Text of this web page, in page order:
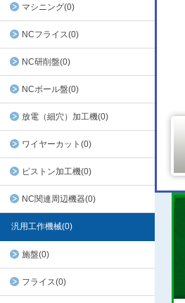
マシニング(0)
NCフライス(0)
NC研削盤(0)
NCボール盤(0)
放電（細穴）加工機(0)
ワイヤーカット(0)
ピストン加工機(0)
NC関連周辺機器(0)
汎用工作機械(0)
施盤(0)
フライス(0)